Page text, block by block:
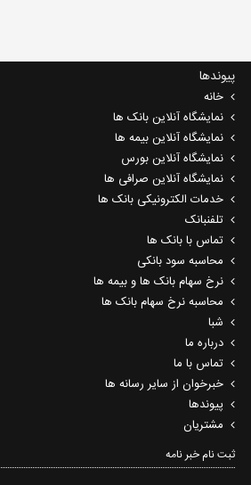
پیوندها
خانه
نمایشگاه آنلاین بانک ها
نمایشگاه آنلاین بیمه ها
نمایشگاه آنلاین بورس
نمایشگاه آنلاین صرافی ها
خدمات الکترونیکی بانک ها
تلفنبانک
تماس با بانک ها
محاسبه سود بانکی
نرخ سهام بانک ها و بیمه ها
محاسبه نرخ سهام بانک ها
شبا
درباره ما
تماس با ما
خبرخوان از سایر رسانه ها
پیوندها
مشتریان
ثبت نام خبر نامه‌